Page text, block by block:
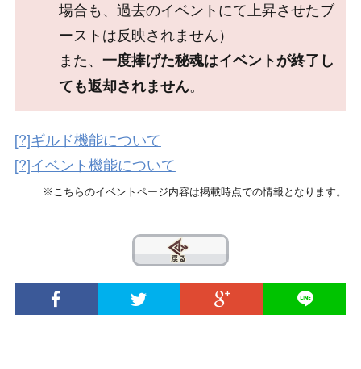
場合も、過去のイベントにて上昇させたブ
ーストは反映されません）
また、 一度捧げた秘魂はイベントが終了し
ても返却されません。
[?]ギルド機能について
[?]イベント機能について
※こちらのイベントページ内容は掲載時点での情報となります。